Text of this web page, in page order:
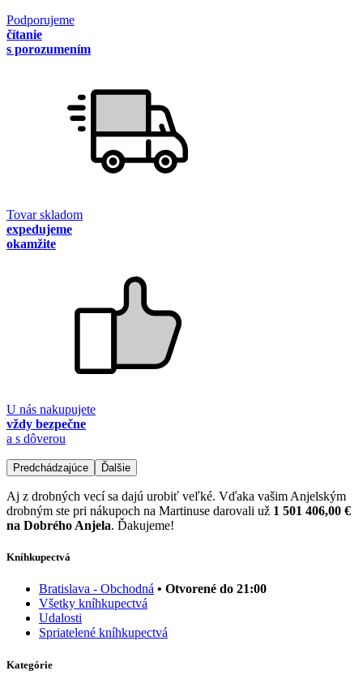
Podporujeme
čítanie
s porozumením
Tovar skladom
expedujeme
okamžite
U nás nakupujete
vždy bezpečne
a s dôverou
Predchádzajúce Ďalšie
Aj z drobných vecí sa dajú urobiť veľké. Vďaka vašim Anjelským
drobným ste pri nákupoch na Martinuse darovali už 1 501 406,00 €
na Dobrého Anjela. Ďakujeme!
Kníhkupectvá
Bratislava - Obchodná • Otvorené do 21:00
Všetky kníhkupectvá
Udalosti
Spriatelené kníhkupectvá
Kategórie